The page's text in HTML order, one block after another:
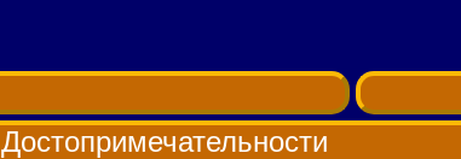
Достопримечательности